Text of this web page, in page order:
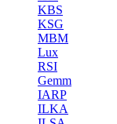
KBS
KSG
MBM
Lux
RSI
Gemm
IARP
ILKA